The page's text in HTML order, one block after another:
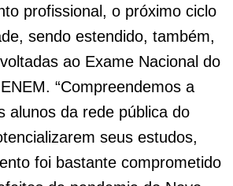
profissional, o próximo ciclo
sendo estendido, também,
ao Exame Nacional do
“Compreendemos a
alunos da rede pública do
seus estudos,
foi bastante comprometido